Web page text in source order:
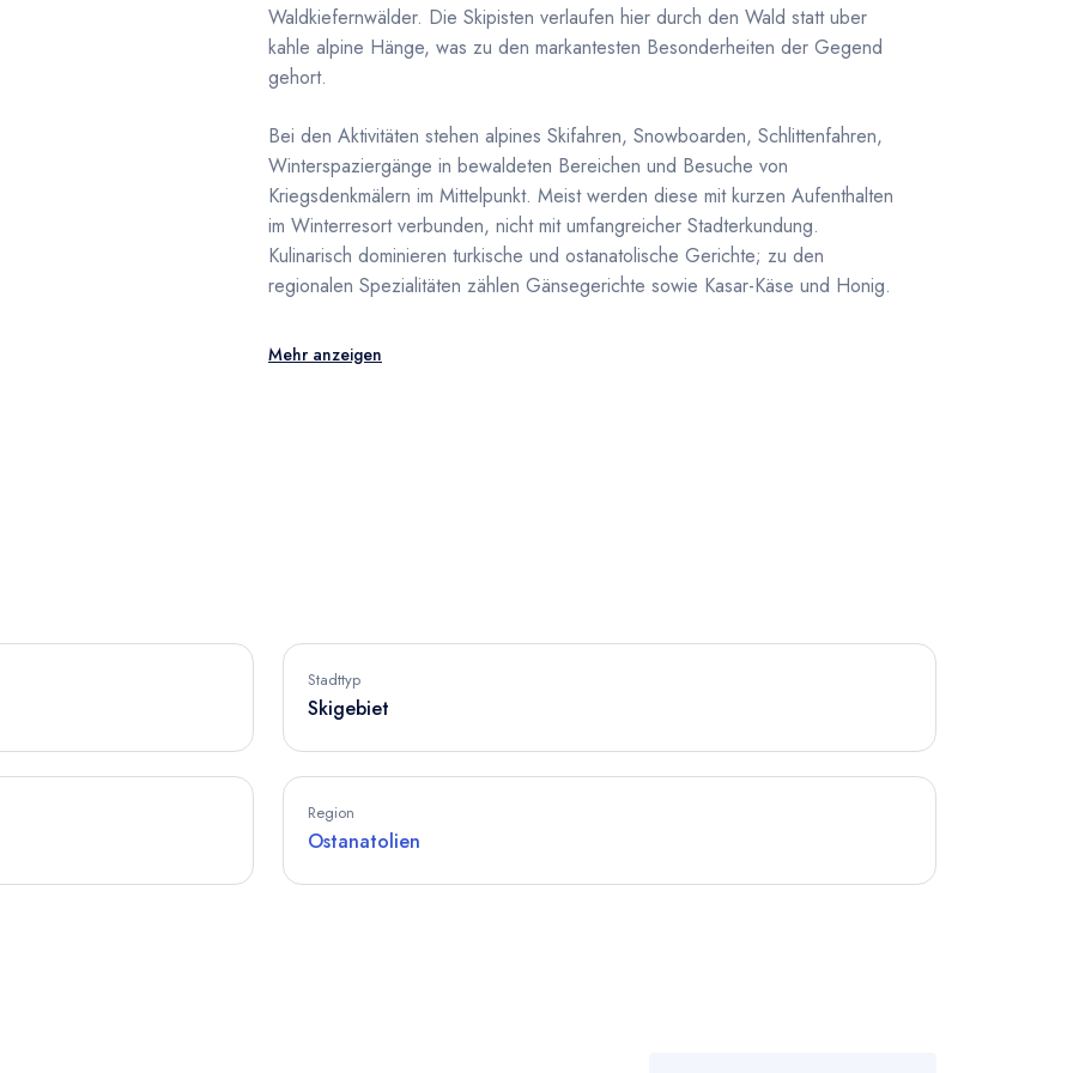
Waldkiefernwälder. Die Skipisten verlaufen hier durch den Wald statt uber
kahle alpine Hänge, was zu den markantesten Besonderheiten der Gegend
gehort.
Bei den Aktivitäten stehen alpines Skifahren, Snowboarden, Schlittenfahren,
Winterspaziergänge in bewaldeten Bereichen und Besuche von
Kriegsdenkmälern im Mittelpunkt. Meist werden diese mit kurzen Aufenthalten
im Winterresort verbunden, nicht mit umfangreicher Stadterkundung.
Kulinarisch dominieren turkische und ostanatolische Gerichte; zu den
regionalen Spezialitäten zählen Gänsegerichte sowie Kasar-Käse und Honig.
Mehr anzeigen
Stadttyp
Skigebiet
Region
Ostanatolien